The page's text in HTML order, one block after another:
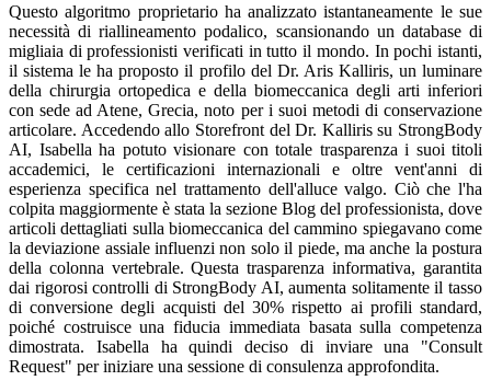
Questo algoritmo proprietario ha analizzato istantaneamente le sue
necessità di riallineamento podalico, scansionando un database di
migliaia di professionisti verificati in tutto il mondo. In pochi istanti,
il sistema le ha proposto il profilo del Dr. Aris Kalliris, un luminare
della chirurgia ortopedica e della biomeccanica degli arti inferiori
con sede ad Atene, Grecia, noto per i suoi metodi di conservazione
articolare. Accedendo allo Storefront del Dr. Kalliris su StrongBody
AI, Isabella ha potuto visionare con totale trasparenza i suoi titoli
accademici, le certificazioni internazionali e oltre vent'anni di
esperienza specifica nel trattamento dell'alluce valgo. Ciò che l'ha
colpita maggiormente è stata la sezione Blog del professionista, dove
articoli dettagliati sulla biomeccanica del cammino spiegavano come
la deviazione assiale influenzi non solo il piede, ma anche la postura
della colonna vertebrale. Questa trasparenza informativa, garantita
dai rigorosi controlli di StrongBody AI, aumenta solitamente il tasso
di conversione degli acquisti del 30% rispetto ai profili standard,
poiché costruisce una fiducia immediata basata sulla competenza
dimostrata. Isabella ha quindi deciso di inviare una "Consult
Request" per iniziare una sessione di consulenza approfondita.